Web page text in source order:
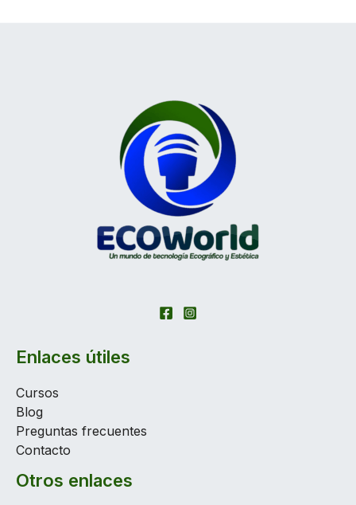
Enlaces útiles
Cursos
Blog
Preguntas frecuentes
Contacto
Otros enlaces